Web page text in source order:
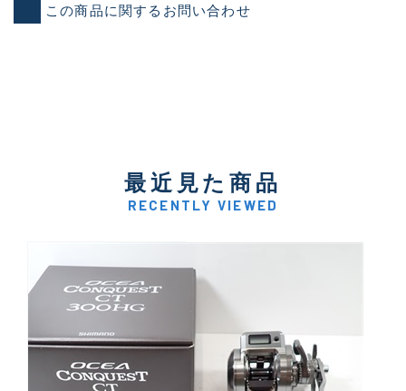
この商品に関するお問い合わせ
最近見た商品
RECENTLY VIEWED